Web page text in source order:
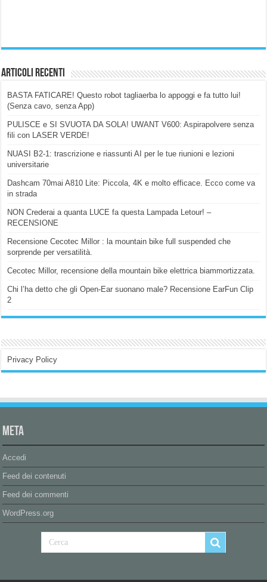
Articoli Recenti
BASTA FATICARE! Questo robot tagliaerba lo appoggi e fa tutto lui!
(Senza cavo, senza App)
PULISCE e SI SVUOTA DA SOLA! UWANT V600: Aspirapolvere senza
fili con LASER VERDE!
NUASI B2-1: trascrizione e riassunti AI per le tue riunioni e lezioni
universitarie
Dashcam 70mai A810 Lite: Piccola, 4K e molto efficace. Ecco come va
in strada
NON Crederai a quanta LUCE fa questa Lampada Letour! –
RECENSIONE
Recensione Cecotec Millor : la mountain bike full suspended che
sorprende per versatilità.
Cecotec Millor, recensione della mountain bike elettrica biammortizzata.
Chi l’ha detto che gli Open-Ear suonano male? Recensione EarFun Clip
2
Privacy Policy
Meta
Accedi
Feed dei contenuti
Feed dei commenti
WordPress.org